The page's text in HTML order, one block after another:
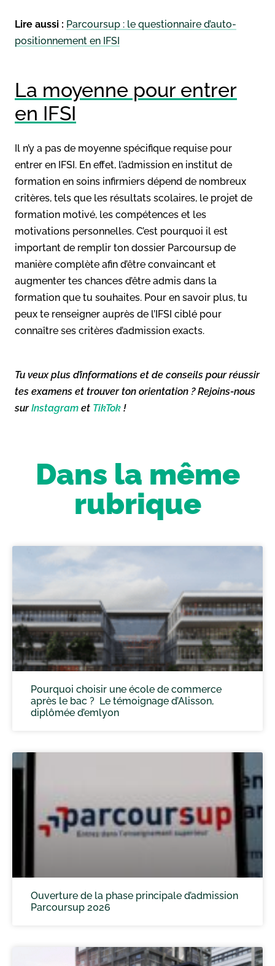
Lire aussi : Parcoursup : le questionnaire d’auto-
positionnement en IFSI
La moyenne pour entrer
en IFSI
Il n’y a pas de moyenne spécifique requise pour
entrer en IFSI. En effet, l’admission en institut de
formation en soins infirmiers dépend de nombreux
critères, tels que les résultats scolaires, le projet de
formation motivé, les compétences et les
motivations personnelles. C’est pourquoi il est
important de remplir ton dossier Parcoursup de
manière complète afin d’être convaincant et
augmenter tes chances d’être admis dans la
formation que tu souhaites. Pour en savoir plus, tu
peux te renseigner auprès de l’IFSI ciblé pour
connaître ses critères d’admission exacts.
Tu veux plus d’informations et de conseils pour réussir
tes examens et trouver ton orientation ? Rejoins-nous
surInstagram et TikTok !
Dans la même
rubrique
Pourquoi choisir une école de commerce
après le bac ? Le témoignage d’Alisson,
diplômée d’emlyon
Ouverture de la phase principale d’admission
Parcoursup 2026